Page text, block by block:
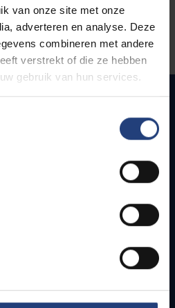
van onze site met onze
adverteren en analyse. Deze
combineren met andere
verstrekt of die ze hebben
gebruik van hun services.
campuses